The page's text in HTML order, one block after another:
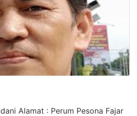
Alamat : Perum Pesona Fajar